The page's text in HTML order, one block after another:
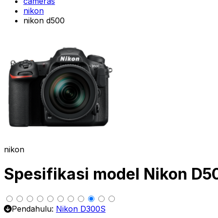
nikon
nikon d500
nikon
Spesifikasi model Nikon
Pendahulu: Nikon D300S